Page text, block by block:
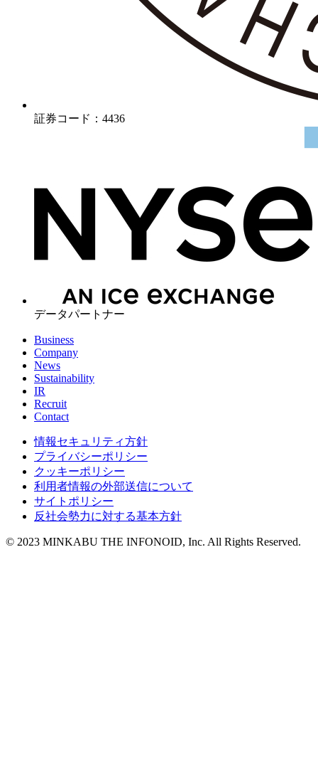
証券コード：4436
データパートナー
Business
Company
News
Sustainability
IR
Recruit
Contact
情報セキュリティ方針
プライバシーポリシー
クッキーポリシー
利用者情報の外部送信について
サイトポリシー
反社会勢力に対する基本方針
© 2023 MINKABU THE INFONOID, Inc. All Rights Reserved.